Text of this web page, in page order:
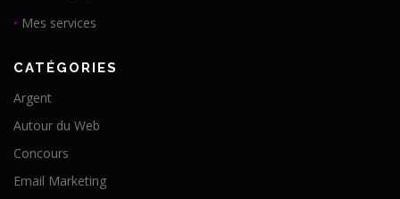
• Mes services
CATÉGORIES
Argent
Autour du Web
Concours
Email Marketing